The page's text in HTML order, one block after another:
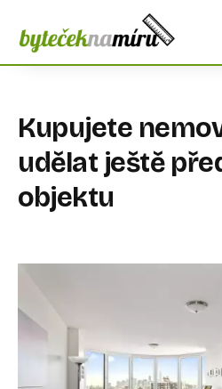
Kupujete
udělat ještě
objektu